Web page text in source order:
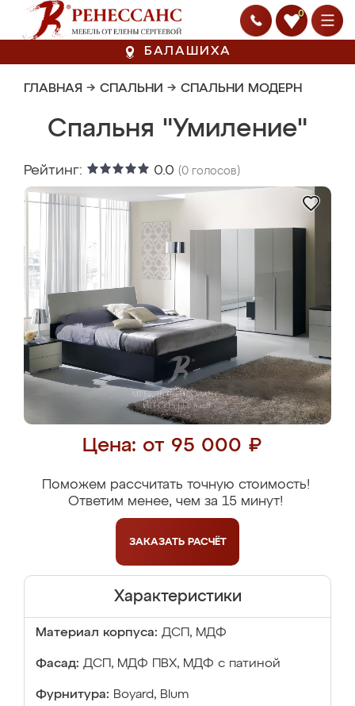
0
БАЛАШИХА
ГЛАВНАЯ → СПАЛЬНИ → СПАЛЬНИ МОДЕРН
Спальня "Умиление"
Рейтинг: 0.0 (0 голосов)
Цена: от 95 000 ₽
Поможем рассчитать точную стоимость!
Ответим менее, чем за 15 минут!
ЗАКАЗАТЬ РАСЧЁТ
Характеристики
Материал корпуса: ДСП, МДФ
Фасад: ДСП, МДФ ПВХ, МДФ с патиной
Фурнитура: Boyard, Blum